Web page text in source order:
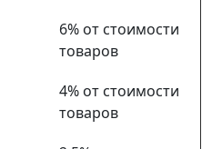
6% от стоимости
товаров
4% от стоимости
товаров